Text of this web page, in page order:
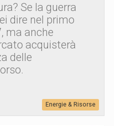
Se la guerra
dire nel primo
ma anche
acquisterà
delle
Energie & Risorse